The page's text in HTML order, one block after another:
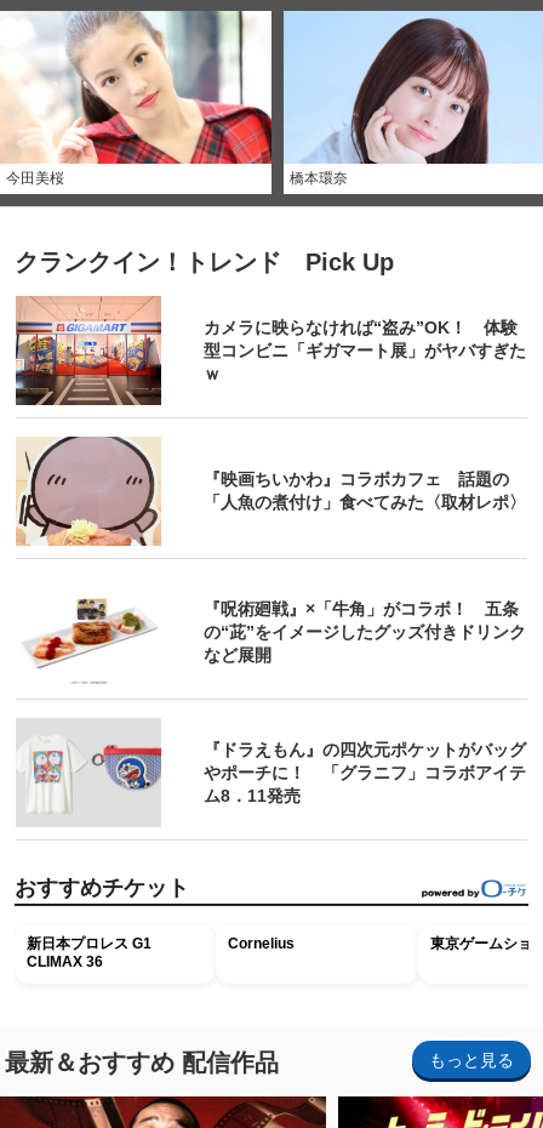
今田美桜 橋本環奈
クランクイン！トレンド Pick Up
カメラに映らなければ“盗み”OK！ 体験
型コンビニ「ギガマート展」がヤバすぎた
ｗ
『映画ちいかわ』コラボカフェ 話題の
「人魚の煮付け」食べてみた〈取材レポ〉
『呪術廻戦』×「牛角」がコラボ！ 五条
の“茈”をイメージしたグッズ付きドリンク
など展開
『ドラえもん』の四次元ポケットがバッグ
やポーチに！ 「グラニフ」コラボアイテ
ム8．11発売
おすすめチケット
新日本プロレス G1
CLIMAX 36
Cornelius 東京ゲームショ
最新＆おすすめ 配信作品 もっと見る